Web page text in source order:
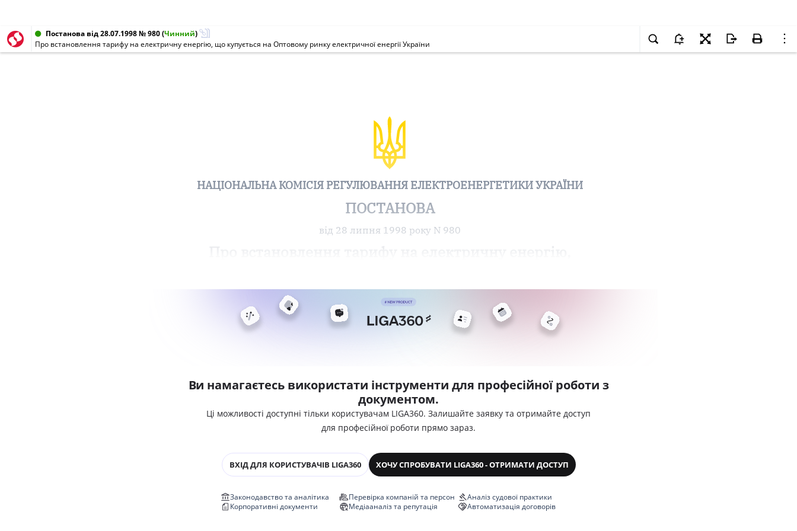
Постанова від 28.07.1998 № 980(Чинний)
Про встановлення тарифу на електричну енергію, що купується на Оптовому ринку електричної енергії України
НАЦІОНАЛЬНА КОМІСІЯ РЕГУЛЮВАННЯ ЕЛЕКТРОЕНЕРГЕТИКИ УКРАЇНИ
ПОСТАНОВА
від 28 липня 1998 року N 980
Ви намагаєтесь використати інструменти для професійної роботи з
документом.
Ці можливості доступні тільки користувачам LIGA360. Залишайте заявку та отримайте доступ
для професійної роботи прямо зараз.
ВХІД ДЛЯ КОРИСТУВАЧІВ LIGA360 ХОЧУ СПРОБУВАТИ LIGA360 - ОТРИМАТИ ДОСТУП
Законодавство та аналітика
Корпоративні документи
Перевірка компаній та персон
Медіааналіз та репутація
Аналіз судової практики
Автоматизація договорів